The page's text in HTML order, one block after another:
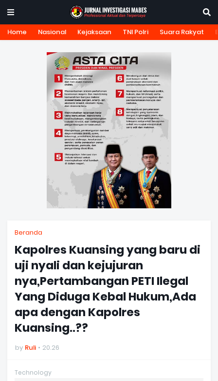
Home Nasional Kejaksaan TNI Polri Suara Rakyat
Beranda
Kapolres Kuansing yang baru di
uji nyali dan kejujuran
nya,Pertambangan PETI Ilegal
Yang Diduga Kebal Hukum,Ada
apa dengan Kapolres
Kuansing..??
by Ruli 20.26
Technology